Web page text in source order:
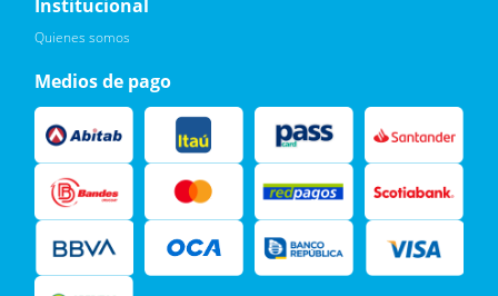
Leí, soy consciente de las condiciones para el tratamiento de
mis datos personales y doy mi consentimiento, tal y como se
Institucional
Quienes somos
Medios de pago